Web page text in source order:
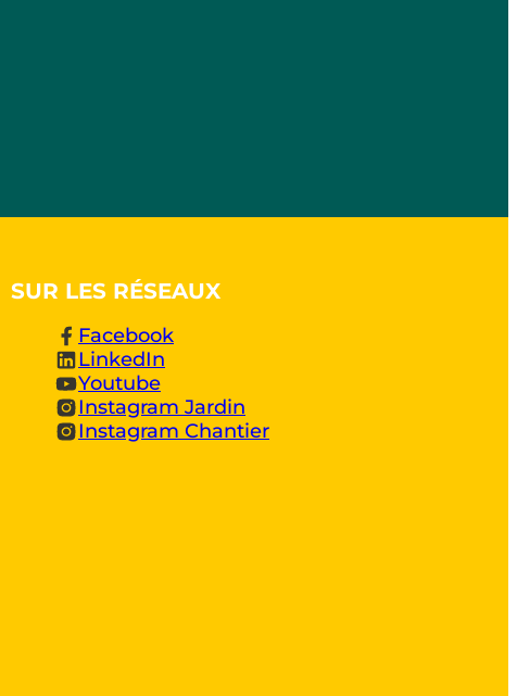
SUR LES RÉSEAUX
Facebook
LinkedIn
Youtube
Instagram Jardin
Instagram Chantier